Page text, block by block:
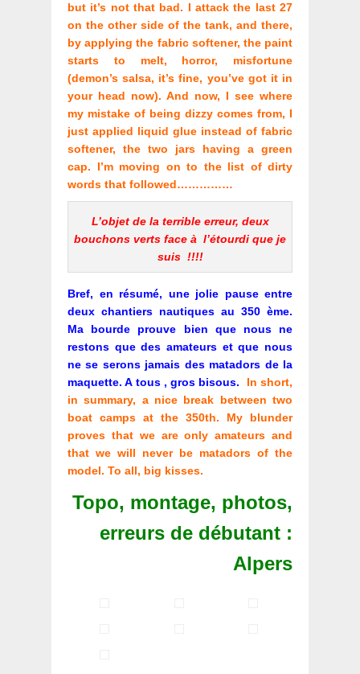
but it’s not that bad. I attack the last 27
on the other side of the tank, and there,
by applying the fabric softener, the paint
starts to melt, horror, misfortune
(demon’s salsa, it’s fine, you’ve got it in
your head now). And now, I see where
my mistake of being dizzy comes from, I
just applied liquid glue instead of fabric
softener, the two jars having a green
cap. I’m moving on to the list of dirty
words that followed……………
L’objet de la terrible erreur, deux
bouchons verts face à l’étourdi que je
suis !!!!
Bref, en résumé, une jolie pause entre
deux chantiers nautiques au 350 ème.
Ma bourde prouve bien que nous ne
restons que des amateurs et que nous
ne se serons jamais des matadors de la
maquette. A tous , gros bisous.
In short,
in summary, a nice break between two
boat camps at the 350th. My blunder
proves that we are only amateurs and
that we will never be matadors of the
model. To all, big kisses.
Topo, montage, photos,
erreurs de débutant :
Alpers